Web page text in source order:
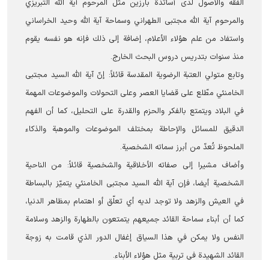
الفقه والأصول لدى أساتذة بارزين مثل المرحوم آية الله التبريزي
والمرحوم آية الله مجتبى الطهراني وسماحة آية الله وحيد الخراساني
واستفاد من علم هؤلاء الأعلام، إضافة إلى ذلك فإنه هو نفسه يقوم
منذ سنوات بتدريس دروس البحث الخارج.
وتابع متولي العتبة الرضوية المقدسة قائلاً: إنّ آیة الله السید مجتبی
الخامنئي مطّلع على قضايا العصر وعلى التحولات والموضوعات المهمة
في البلاد ويتمتع بالفكر والحزم والقدرة على التحليل، كما أن الفهم
الدقيق للمسائل والإحاطة بمختلف الموضوعات والموهبة والذكاء
الملحوظ تُعدّ من أبرز سماته الشخصية.
وأضاف مشيرا إلى صفاته الأخلاقية والشخصية قائلاً: من الناحية
الشخصية أيضا، فإن آية الله السيد مجتبى الخامنئي يتميّز بالبساطة
في العيش والزهد ولا توجد لديه أي تعلّق أو اهتمام بمظاهر الدنيا،
كما أن أبناء سماحة القائد جميعهم يتمتعون بالطهارة والزهد وسلامة
النفس ولا يمكن في هذا السياق إغفال الدور الذي قامت به زوجة
القائد الشهیدة في تربية مثل هؤلاء الأبناء.